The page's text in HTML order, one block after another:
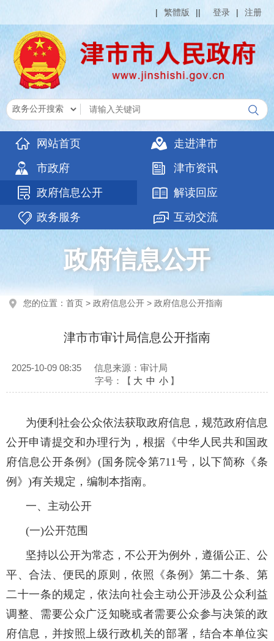
| 繁體版 || 登录 | 注册
网站首页
走进津市
市政府
津市资讯
政府信息公开
解读回应
政务服务
互动交流
政府信息公开
您的位置： 首页 > 政府信息公开 > 政府信息公开指南
津市市审计局信息公开指南
2025-10-09 08:35
信息来源：审计局
字号：【 大 中 小 】
为便利社会公众依法获取政府信息，规范政府信息
公开申请提交和办理行为，根据《中华人民共和国政
府信息公开条例》(国务院令第711号，以下简称《条
例》)有关规定，编制本指南。
一、主动公开
(一)公开范围
坚持以公开为常态，不公开为例外，遵循公正、公
平、合法、便民的原则，依照《条例》第二十条、第
二十一条的规定，依法向社会主动公开涉及公众利益
调整、需要公众广泛知晓或者需要公众参与决策的政
府信息，并按照上级行政机关的部署，结合本单位实